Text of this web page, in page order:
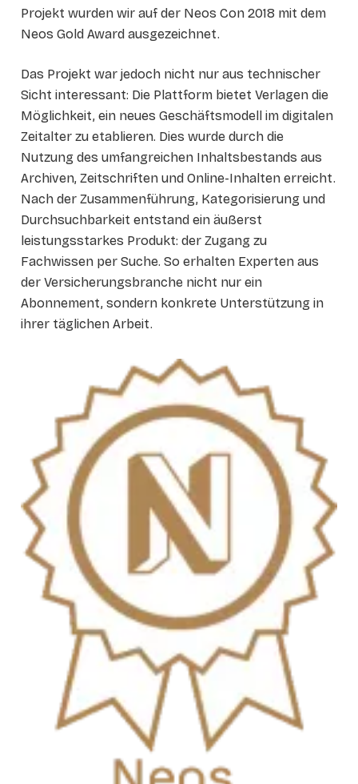
Projekt wurden wir auf der Neos Con 2018 mit dem
Neos Gold Award ausgezeichnet.
Das Projekt war jedoch nicht nur aus technischer
Sicht interessant: Die Plattform bietet Verlagen die
Möglichkeit, ein neues Geschäftsmodell im digitalen
Zeitalter zu etablieren. Dies wurde durch die
Nutzung des umfangreichen Inhaltsbestands aus
Archiven, Zeitschriften und Online-Inhalten erreicht.
Nach der Zusammenführung, Kategorisierung und
Durchsuchbarkeit entstand ein äußerst
leistungsstarkes Produkt: der Zugang zu
Fachwissen per Suche. So erhalten Experten aus
der Versicherungsbranche nicht nur ein
Abonnement, sondern konkrete Unterstützung in
ihrer täglichen Arbeit.